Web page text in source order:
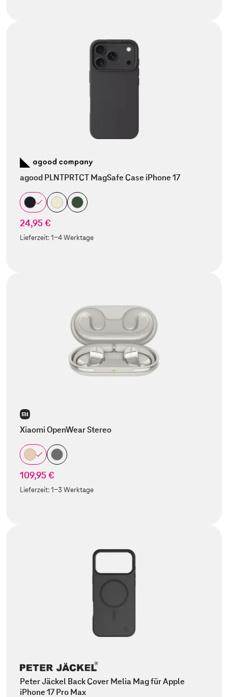
agood PLNTPRTCT MagSafe Case iPhone 17
24,95 €
Lieferzeit:1-4 Werktage
Xiaomi OpenWear Stereo
109,95 €
Lieferzeit:1-3 Werktage
Peter Jäckel Back Cover Melia Mag für Apple
iPhone 17 Pro Max